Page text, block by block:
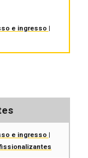
e ingresso |
e ingresso |